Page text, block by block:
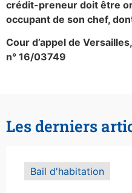
crédit-preneur doit être
occupant de son chef,
Cour d’appel de
n° 16/03749
Les derniers
Bail d'habitation